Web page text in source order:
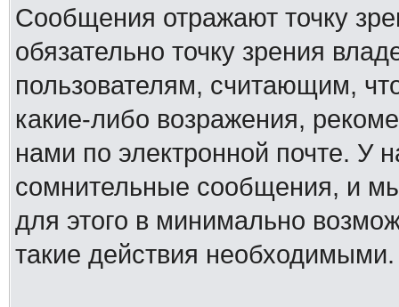
Сообщения отражают точку
обязательно точку зрения
пользователям, считающим,
какие-либо возражения,
нами по электронной почте. У
сомнительные сообщения, и
для этого в минимально
такие действия необходимыми.